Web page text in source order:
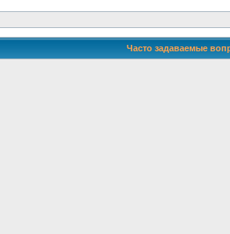
Часто задаваемые